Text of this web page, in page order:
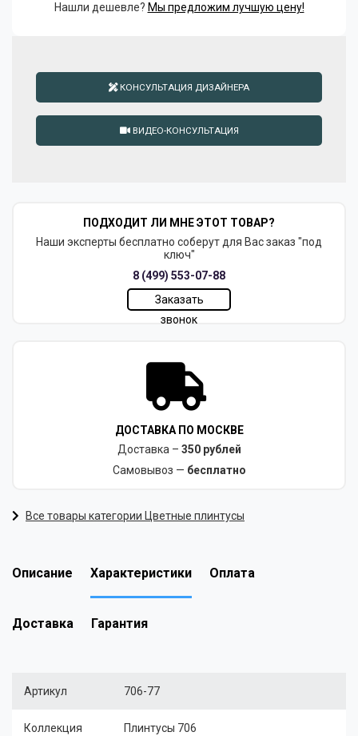
Нашли дешевле? Мы предложим лучшую цену!
КОНСУЛЬТАЦИЯ ДИЗАЙНЕРА
ВИДЕО-КОНСУЛЬТАЦИЯ
ПОДХОДИТ ЛИ МНЕ ЭТОТ ТОВАР?
Наши эксперты бесплатно соберут для Вас заказ "под
ключ"
8 (499) 553-07-88
Заказать
звонок
ДОСТАВКА ПО МОСКВЕ
Доставка – 350 рублей
Самовывоз — бесплатно
Все товары категории Цветные плинтусы
Описание Характеристики Оплата
Доставка Гарантия
Артикул 706-77
Коллекция Плинтусы 706